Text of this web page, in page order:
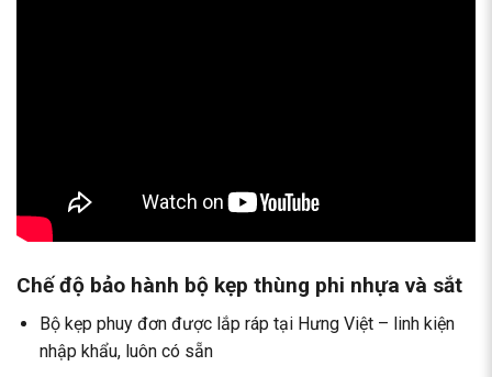
Chế độ bảo hành bộ kẹp thùng phi nhựa và sắt
Bộ kẹp phuy đơn được lắp ráp tại Hưng Việt – linh kiện
nhập khẩu, luôn có sẵn